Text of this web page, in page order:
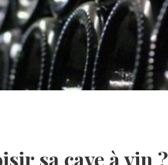
sa cave à vin ?